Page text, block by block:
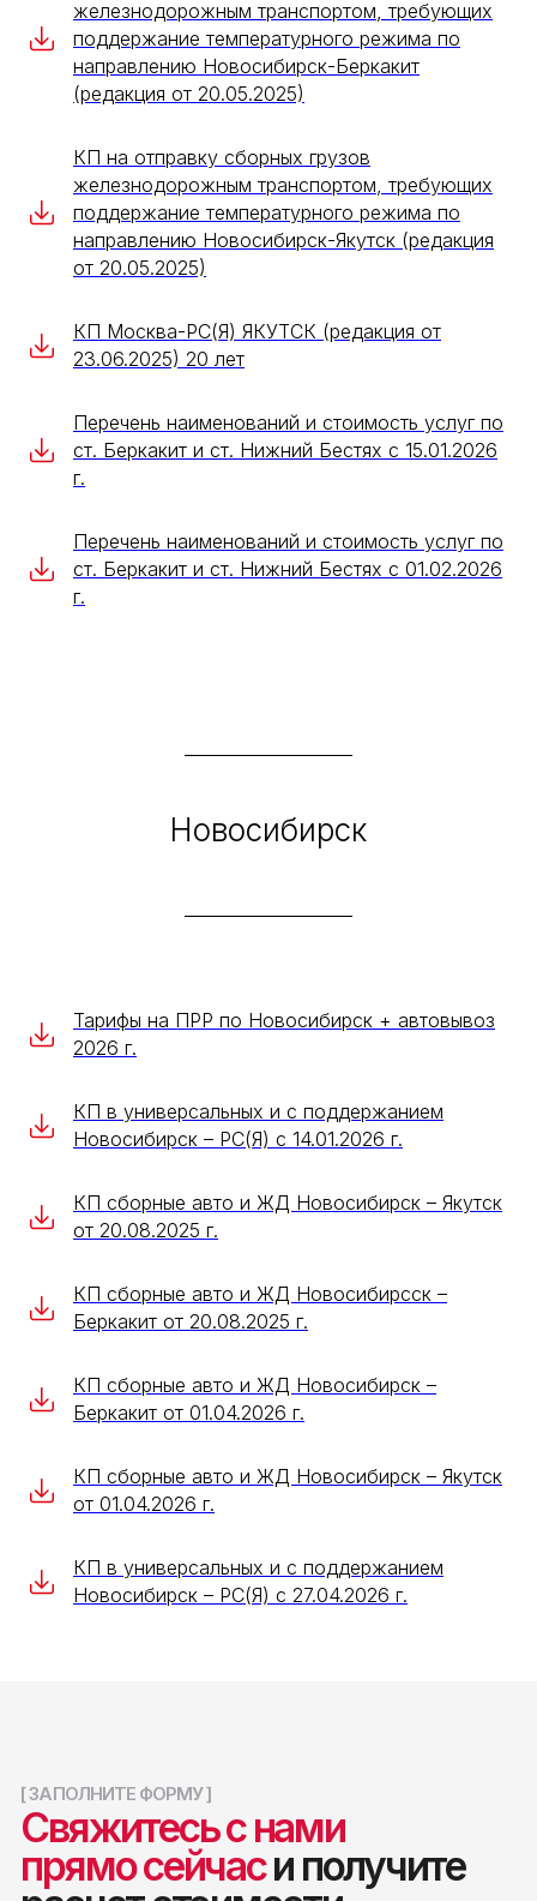
железнодорожным транспортом, требующих
поддержание температурного режима по
направлению Новосибирск-Беркакит
(редакция от 20.05.2025)
КП на отправку сборных грузов
железнодорожным транспортом, требующих
поддержание температурного режима по
направлению Новосибирск-Якутск (редакция
от 20.05.2025)
КП Москва-РС(Я) ЯКУТСК (редакция от
23.06.2025) 20 лет
Перечень наименований и стоимость услуг по
ст. Беркакит и ст. Нижний Бестях с 15.01.2026
г.
Перечень наименований и стоимость услуг по
ст. Беркакит и ст. Нижний Бестях с 01.02.2026
г.
Новосибирск
Тарифы на ПРР по Новосибирск + автовывоз
2026 г.
КП в универсальных и с поддержанием
Новосибирск – РС(Я) с 14.01.2026 г.
КП сборные авто и ЖД Новосибирск – Якутск
от 20.08.2025 г.
КП сборные авто и ЖД Новосибирсск –
Беркакит от 20.08.2025 г.
КП сборные авто и ЖД Новосибирск –
Беркакит от 01.04.2026 г.
КП сборные авто и ЖД Новосибирск – Якутск
от 01.04.2026 г.
КП в универсальных и с поддержанием
Новосибирск – РС(Я) с 27.04.2026 г.
прямо сейчаси получите
вашей перевозки
Нажимая на кнопку «Оставить заявку»,
подтверждаю своё согласие с политикой
своесогласие на обработку
персональных данных.
Тарифы
Документы
Контакты
Новости
+7 (499) 653-66-08
info@aym.ru
Новосибирск
+7 (923) 102-61-17
j.mamontova@aym.ru